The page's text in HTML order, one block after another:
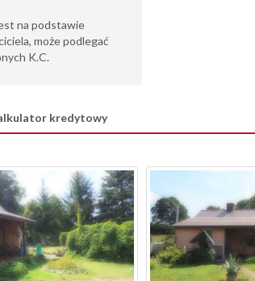
na podstawie
może podlegać
K.C.
kredytowy